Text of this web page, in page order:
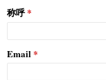
称呼
Email